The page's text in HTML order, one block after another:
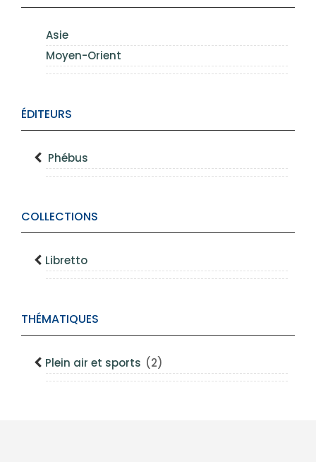
Asie
Moyen-Orient
ÉDITEURS
Phébus
COLLECTIONS
Libretto
THÉMATIQUES
Plein air et sports (2)